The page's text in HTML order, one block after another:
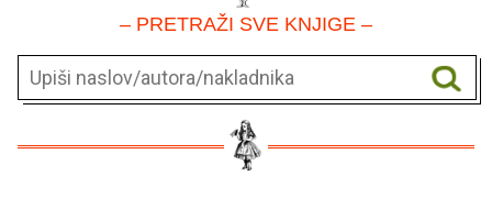
– PRETRAŽI SVE KNJIGE –